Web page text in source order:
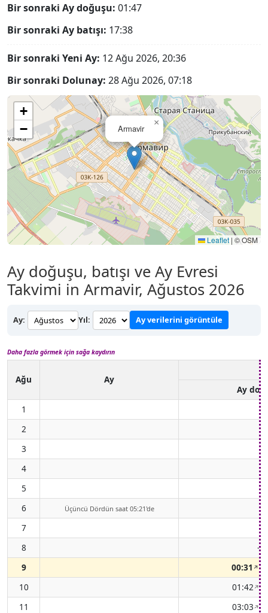
Bir sonraki Ay doğuşu: 01:47
Bir sonraki Ay batışı: 17:38
Bir sonraki Yeni Ay: 12 Ağu 2026, 20:36
Bir sonraki Dolunay: 28 Ağu 2026, 07:18
Armavir
×
+
−
Leaflet | © OSM
Ay doğuşu, batışı ve Ay Evresi
Takvimi in Armavir, Ağustos 2026
Ay: Yıl: Ay verilerini görüntüle
Daha fazla görmek için sağa kaydırın
Ağu
Ay
Ay
1
2
3
4
5
6
Üçüncü Dördün saat 05:21'de
7
8
-
9
00:31↑
10 01:42↑
11 03:03↑